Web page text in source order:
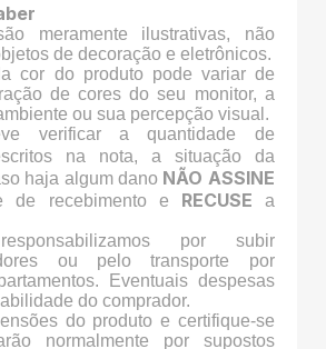
meramente ilustrativas, não
de decoração e eletrônicos.
cor do produto pode variar de
de cores do seu monitor, a
ou sua percepção visual.
verificar a quantidade de
na nota, a situação da
haja algum dano NÃO ASSINE
de recebimento e RECUSE a
por subir
ou pelo transporte por
Eventuais despesas
do comprador.
do produto e certifique-se
normalmente por supostos